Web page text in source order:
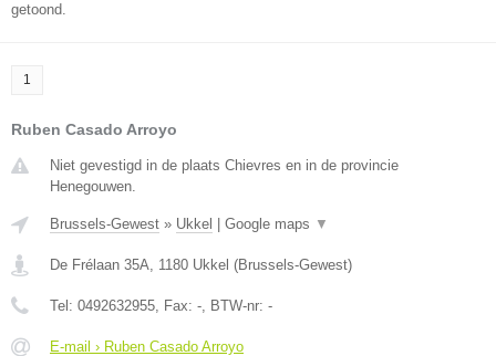
getoond.
1
Ruben Casado Arroyo
Niet gevestigd in de plaats Chievres en in de provincie
Henegouwen.
Brussels-Gewest » Ukkel Google maps ▼
De Frélaan 35A, 1180 Ukkel (Brussels-Gewest)
Tel: 0492632955, Fax: -, BTW-nr: -
E-mail › Ruben Casado Arroyo